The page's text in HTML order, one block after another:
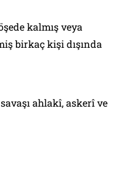
kalmış veya
birkaç kişi dışında
ahlakî, askerî ve